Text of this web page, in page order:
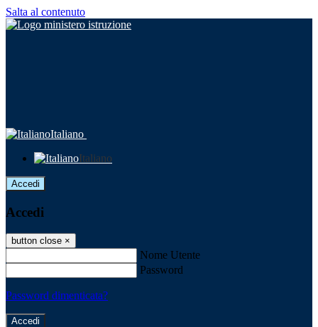
Salta al contenuto
Italiano
Italiano
Accedi
Accedi
button close ×
Nome Utente
Password
Password dimenticata?